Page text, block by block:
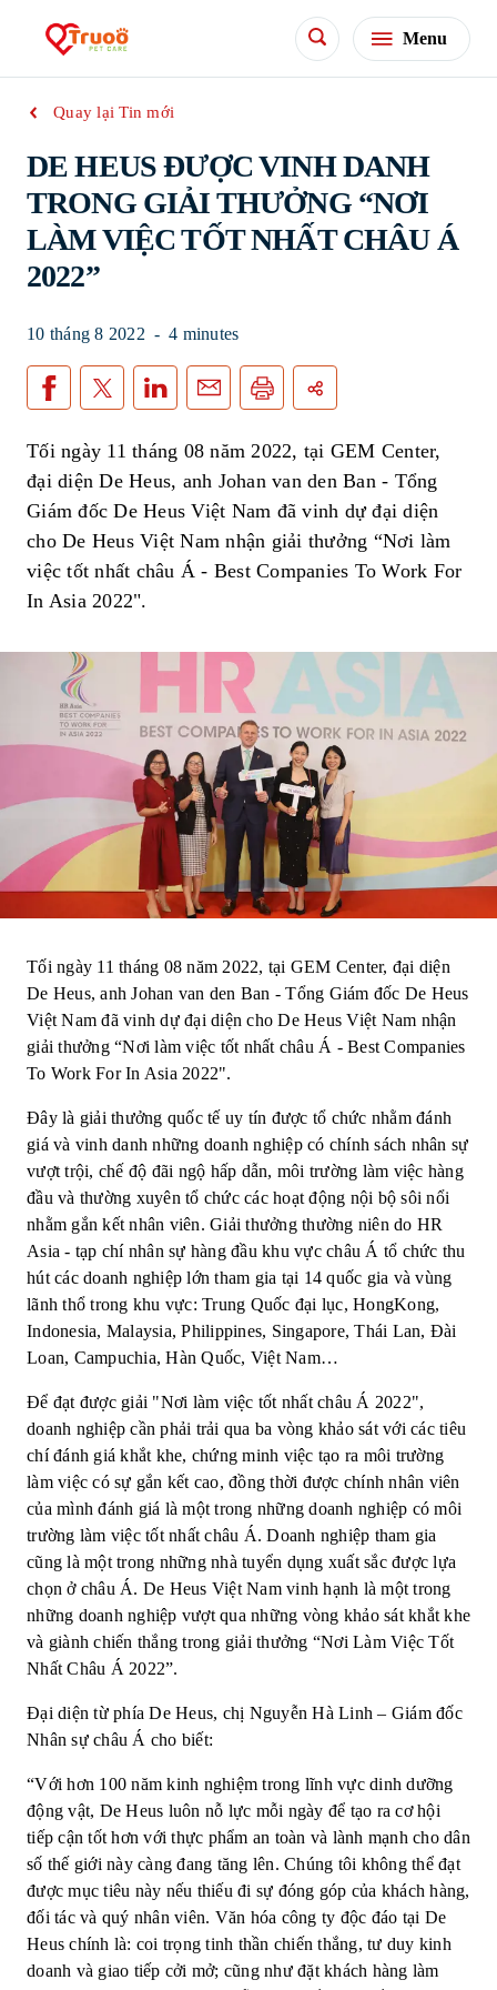
Menu
Quay lại Tin mới
DE HEUS ĐƯỢC VINH DANH
TRONG GIẢI THƯỞNG “NƠI
LÀM VIỆC TỐT NHẤT CHÂU Á
2022”
10 tháng 8 2022 - 4 minutes
Tối ngày 11 tháng 08 năm 2022, tại GEM Center,
đại diện De Heus, anh Johan van den Ban - Tổng
Giám đốc De Heus Việt Nam đã vinh dự đại diện
cho De Heus Việt Nam nhận giải thưởng “Nơi làm
việc tốt nhất châu Á - Best Companies To Work For
In Asia 2022".
Tối ngày 11 tháng 08 năm 2022, tại GEM Center, đại diện
De Heus, anh Johan van den Ban - Tổng Giám đốc De Heus
Việt Nam đã vinh dự đại diện cho De Heus Việt Nam nhận
giải thưởng “Nơi làm việc tốt nhất châu Á - Best Companies
To Work For In Asia 2022".
Đây là giải thưởng quốc tế uy tín được tổ chức nhằm đánh
giá và vinh danh những doanh nghiệp có chính sách nhân sự
vượt trội, chế độ đãi ngộ hấp dẫn, môi trường làm việc hàng
đầu và thường xuyên tổ chức các hoạt động nội bộ sôi nổi
nhằm gắn kết nhân viên. Giải thưởng thường niên do HR
Asia - tạp chí nhân sự hàng đầu khu vực châu Á tổ chức thu
hút các doanh nghiệp lớn tham gia tại 14 quốc gia và vùng
lãnh thổ trong khu vực: Trung Quốc đại lục, HongKong,
Indonesia, Malaysia, Philippines, Singapore, Thái Lan, Đài
Loan, Campuchia, Hàn Quốc, Việt Nam…
Để đạt được giải "Nơi làm việc tốt nhất châu Á 2022",
doanh nghiệp cần phải trải qua ba vòng khảo sát với các tiêu
chí đánh giá khắt khe, chứng minh việc tạo ra môi trường
làm việc có sự gắn kết cao, đồng thời được chính nhân viên
của mình đánh giá là một trong những doanh nghiệp có môi
trường làm việc tốt nhất châu Á. Doanh nghiệp tham gia
cũng là một trong những nhà tuyển dụng xuất sắc được lựa
chọn ở châu Á. De Heus Việt Nam vinh hạnh là một trong
những doanh nghiệp vượt qua những vòng khảo sát khắt khe
và giành chiến thắng trong giải thưởng “Nơi Làm Việc Tốt
Nhất Châu Á 2022”.
Đại diện từ phía De Heus, chị Nguyễn Hà Linh – Giám đốc
Nhân sự châu Á cho biết:
“Với hơn 100 năm kinh nghiệm trong lĩnh vực dinh dưỡng
động vật, De Heus luôn nỗ lực mỗi ngày để tạo ra cơ hội
tiếp cận tốt hơn với thực phẩm an toàn và lành mạnh cho dân
số thế giới này càng đang tăng lên. Chúng tôi không thể đạt
được mục tiêu này nếu thiếu đi sự đóng góp của khách hàng,
đối tác và quý nhân viên. Văn hóa công ty độc đáo tại De
Heus chính là: coi trọng tinh thần chiến thắng, tư duy kinh
doanh và giao tiếp cởi mở; cũng như đặt khách hàng làm